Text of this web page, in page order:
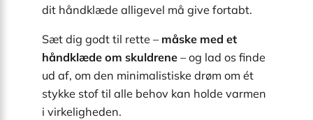
dit håndklæde alligevel må give fortabt.
Sæt dig godt til rette – måske med et
håndklæde om skuldrene – og lad os finde
ud af, om den minimalistiske drøm om ét
stykke stof til alle behov kan holde varmen
i virkeligheden.